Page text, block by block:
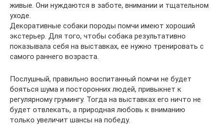
живые. Они нуждаются в заботе, внимании и тщательном
уходе.
Декоративные собаки породы помчи имеют хороший
экстерьер. Для того, чтобы собака результативно
показывала себя на выставках, ее нужно тренировать с
самого раннего возраста.
Послушный, правильно воспитанный помчи не будет
бояться шума и посторонних людей, привыкнет к
регулярному грумингу. Тогда на выставках его ничто не
будет отвлекать, а природная любовь к вниманию
только увеличит шансы на победу.